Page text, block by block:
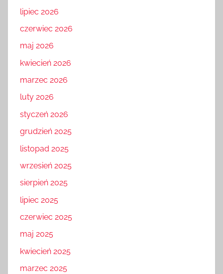
lipiec 2026
czerwiec 2026
maj 2026
kwiecień 2026
marzec 2026
luty 2026
styczeń 2026
grudzień 2025
listopad 2025
wrzesień 2025
sierpień 2025
lipiec 2025
czerwiec 2025
maj 2025
kwiecień 2025
marzec 2025